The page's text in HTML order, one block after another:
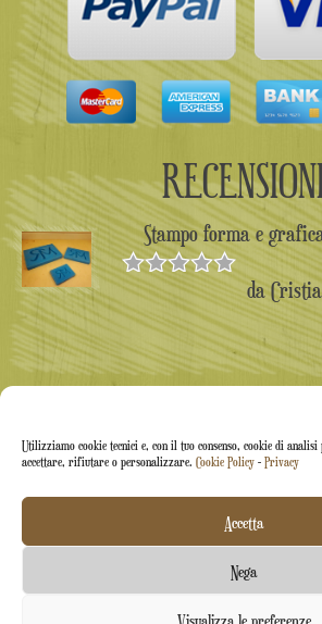
Utilizziamo cookie tecnici e, con il tuo consenso, cookie di
accettare, rifiutare o personalizzare. Cookie Policy - Privacy
Accetta
Nega
Visualizza le preferenze
Stampo forma e
Valutato5
su 5
da
Arti&Inventive ® 2005-2026 |
Azienda iscritta all'albo artigiani